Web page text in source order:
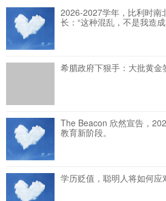
2026-2027学年，比利时南
长：“这种混乱，不是我造
希腊政府下狠手：大批黄金
The Beacon 欣然宣告，
教育新阶段。
学历贬值，聪明人将如何应